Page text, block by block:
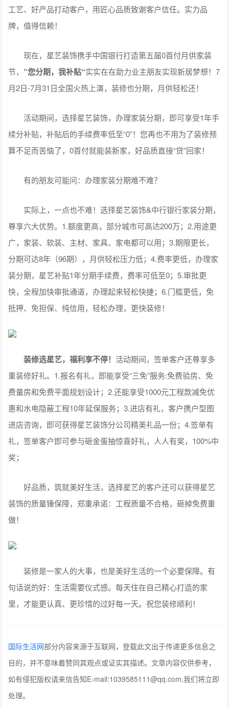
工艺、好产品打动客户，用匠心品质致谢客户信任。实力品
牌，值得信赖！
现在，星艺装饰携手中国银行打造第五届0首付月供家装
节， ”您分期，我补贴“实实在在助力业主朋友实现新居梦想！7
月2日-7月31日全国火热上演，装修也分期，月供轻松还！
活动期间，选择星艺装饰，办理家装分期，即可享受1年手
续分补贴，补贴后的手续费率低至“0”！您再也不用为了装修预
算不足而苦恼了，0首付就能装新家，好品质直接“贷”回家！
有的朋友可能问：办理家装分期难不难？
实际上，一点也不难！选择星艺装饰&中行银行家装分期，
尊享六大优势。1.额度更高，部分城市可高达200万；2.用途更
广，家装、软装、主材、家具、家电都可以用；3.期限更长，
分期可达8年（96期），月供轻松压力低；4.费率更低，办理家
装分期，星艺补贴1年分期手续费，费率可低至0；5.审批更
快，全程加快审批通道，办理起来轻松快捷；6.门槛更低，免
抵押、免担保、纯信用，轻松办理，更快装修！
装修选星艺，福利享不停！ 活动期间，签单客户还尊享多
重装修好礼。1.报名有礼，即能享受“三免”服务:免费验房、免
费量房和免费平面规划设计；2.还能享受1000元工程款减免优
惠和水电隐蔽工程10年延保服务；3.进店有礼，客户携户型图
进店咨询，即可获得星艺装饰分公司精美礼品一份；4.签单有
礼，签单客户即可参与砸金蛋抽惊喜好礼，人人有奖，100%中
奖；
好品质，筑就美好生活，选择星艺的客户还可以获得星艺
装饰的质量锤保障，郑重承诺：工程质量不合格，砸掉免费重
做！
装修是一家人的大事，也是美好生活的一个必要保障。有
句话说的好：生活需要仪式感。每天住在自己精心打造的家
里，才能更认真、更珍惜的过好每一天。祝您装修顺利！
国际生活网部分内容来源于互联网，登载此文出于传递更多信息之
目的，并不意味着赞同其观点或证实其描述。文章内容仅供参考，
如有侵犯版权请来信告知E-mail:1039585111@qq.com,我们将立即
处理。